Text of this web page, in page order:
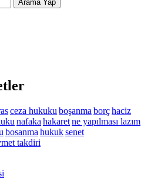
ceza hukuku boşanma borçhaciz
nafaka hakaretne yapılması lazım
bosanma hukuksenet
takdiri